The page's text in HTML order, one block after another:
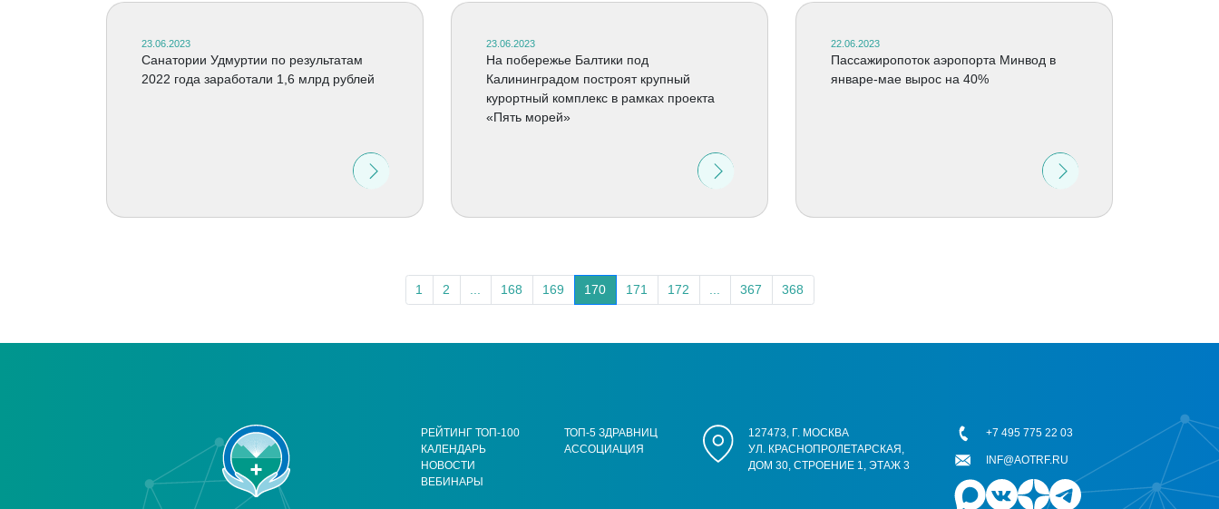
23.06.2023
Санатории Удмуртии по результатам
2022 года заработали 1,6 млрд рублей
23.06.2023
На побережье Балтики под
Калининградом построят крупный
курортный комплекс в рамках проекта
«Пять морей»
22.06.2023
Пассажиропоток аэропорта Минвод в
январе-мае вырос на 40%
1 2 168 169 170 171 172 367 368
РЕЙТИНГ ТОП-100
КАЛЕНДАРЬ
НОВОСТИ
ВЕБИНАРЫ
ТОП-5 ЗДРАВНИЦ
АССОЦИАЦИЯ
127473, Г. МОСКВА
УЛ. КРАСНОПРОЛЕТАРСКАЯ,
ДОМ 30, СТРОЕНИЕ 1, ЭТАЖ 3
+7 495 775 22 03
INF@AOTRF.RU